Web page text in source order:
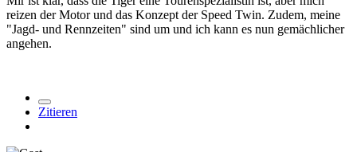
reizen der Motor und das Konzept der Speed Twin. Zudem, meine
"Jagd- und Rennzeiten" sind um und ich kann es nun gemächlicher
angehen.
Zitieren